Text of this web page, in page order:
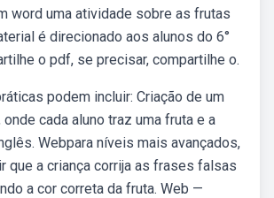
word uma atividade sobre as frutas
é direcionado aos alunos do 6°
o pdf, se precisar, compartilhe o.
podem incluir: Criação de um
cada aluno traz uma fruta e a
Webpara níveis mais avançados,
que a criança corrija as frases falsas
a cor correta da fruta. Web —